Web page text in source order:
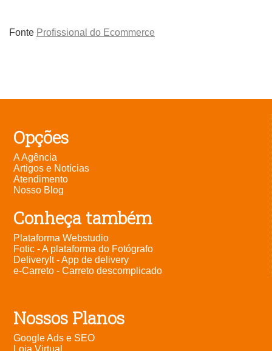
Fonte Profissional do Ecommerce
Opções
A Agência
Artigos e Notícias
Atendimento
Nosso Blog
Conheça também
Plataforma Webstudio
Fotic - A plataforma do Fotógrafo
DeliveryIt - App de delivery
e-Carreto - Carreto descomplicado
Nossos Planos
Google Ads e SEO